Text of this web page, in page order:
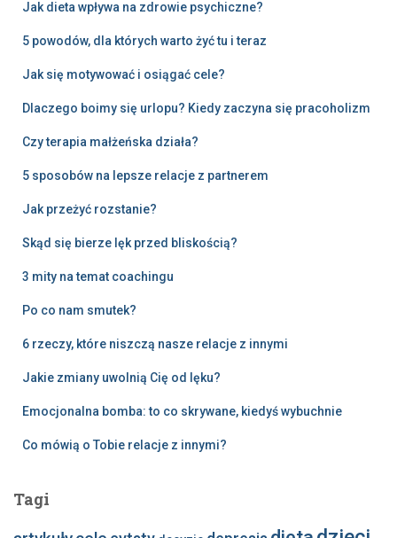
Jak dieta wpływa na zdrowie psychiczne?
5 powodów, dla których warto żyć tu i teraz
Jak się motywować i osiągać cele?
Dlaczego boimy się urlopu? Kiedy zaczyna się pracoholizm
Czy terapia małżeńska działa?
5 sposobów na lepsze relacje z partnerem
Jak przeżyć rozstanie?
Skąd się bierze lęk przed bliskością?
3 mity na temat coachingu
Po co nam smutek?
6 rzeczy, które niszczą nasze relacje z innymi
Jakie zmiany uwolnią Cię od lęku?
Emocjonalna bomba: to co skrywane, kiedyś wybuchnie
Co mówią o Tobie relacje z innymi?
Tagi